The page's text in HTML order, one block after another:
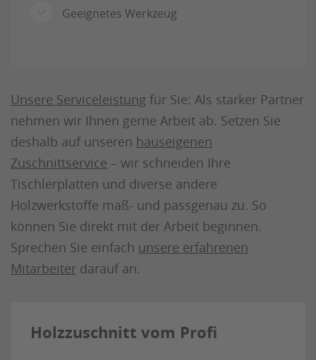
Geeignetes Werkzeug
Unsere Serviceleistung für Sie: Als starker Partner
nehmen wir Ihnen gerne Arbeit ab. Setzen Sie
deshalb auf unseren hauseigenen
Zuschnittservice – wir schneiden Ihre
Tischlerplatten und diverse andere
Holzwerkstoffe maß- und passgenau zu. So
können Sie direkt mit der Arbeit beginnen.
Sprechen Sie einfach unsere erfahrenen
Mitarbeiter darauf an.
Holzzuschnitt vom Profi